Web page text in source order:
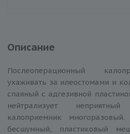
Описание
Послеоперационный
ухаживать за илеостомами и
спаяный с адгезивной
нейтрализует
калоприемник
бесшумный, пластиковый